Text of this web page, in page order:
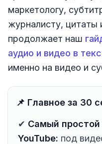
маркетологу,
журналисту, цитаты
продолжает наш
аудио и видео в
именно на видео и
📌 Главное за 30
✔ Самый простой
YouTube: под